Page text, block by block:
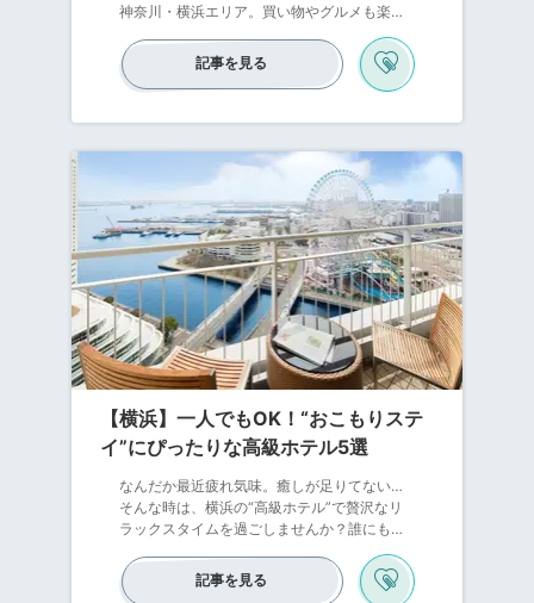
神奈川・横浜エリア。買い物やグルメも楽し
きます。観光をたくさんしたら、夜はホテル
でほっと一息つきたいですよね。ここでは、
女子一人でも泊まりやすいおすすめのホテル
色々ですよ。気になったら、予約してみまし
記事を見る
【横浜】一人でもOK！“おこもりステ
イ”にぴったりな高級ホテル5選
なんだか最近疲れ気味。癒しが足りてない…
そんな時は、横浜の“高級ホテル”で贅沢なリ
ラックスタイムを過ごしませんか？誰にも邪
りステイ」はいつも頑張っている自分へのご
褒美にぴったりです。横浜はアクセス抜群な
記事を見る